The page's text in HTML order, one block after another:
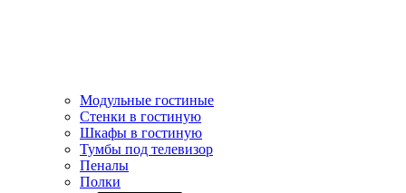
Модульные гостиные
Стенки в гостиную
Шкафы в гостиную
Тумбы под телевизор
Пеналы
Полки